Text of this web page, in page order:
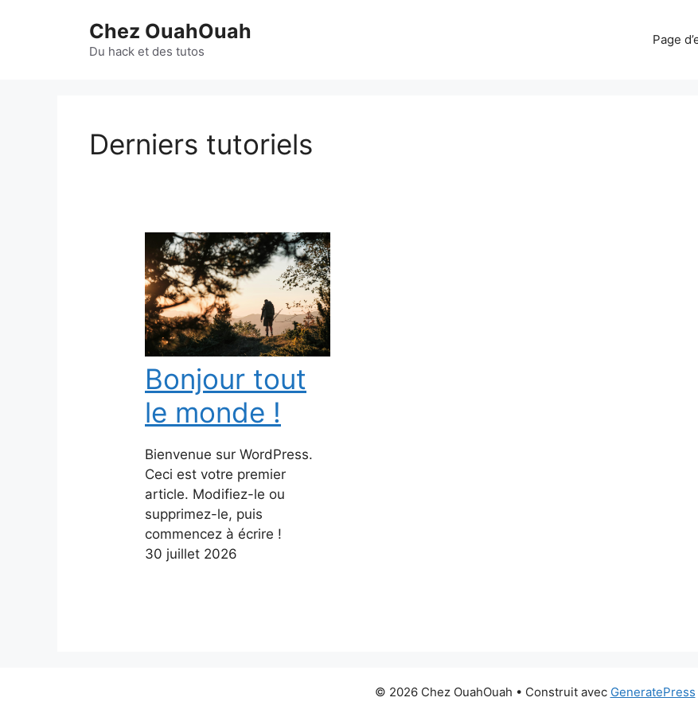
Chez OuahOuah
Du hack et des tutos
Page
Derniers tutoriels
Bonjour tout
le monde !
Bienvenue sur WordPress.
Ceci est votre premier
article. Modifiez-le ou
supprimez-le, puis
commencez à écrire !
30 juillet 2026
© 2026 Chez OuahOuah • Construit avec GeneratePress